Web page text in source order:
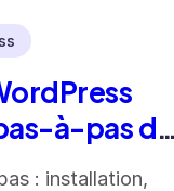
à-pas du
: installation,